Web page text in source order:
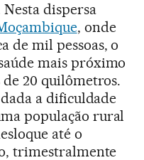
dispersa
, onde
de mil pessoas, o
mais próximo
de 20 quilômetros.
a dificuldade
população rural
até o
trimestralmente